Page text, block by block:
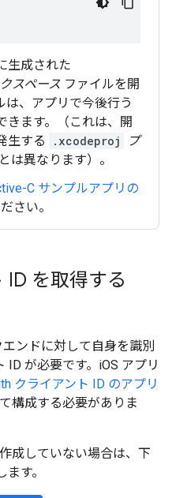
生成された
スペース ファイルを開
は、アプリで今後行う
きます。（これは、開
生する
.xcodeproj
プ
は異なります）。
C サンプルアプリの
さい。
ID を取得する
ンドに対して自身を識別
ID が必要です。iOS アプリ
クライアント ID のアプリ
構成する必要がありま
成していない場合は、下
す。